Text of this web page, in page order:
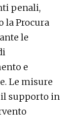
penali,
la Procura
le
e
Le misure
il supporto in